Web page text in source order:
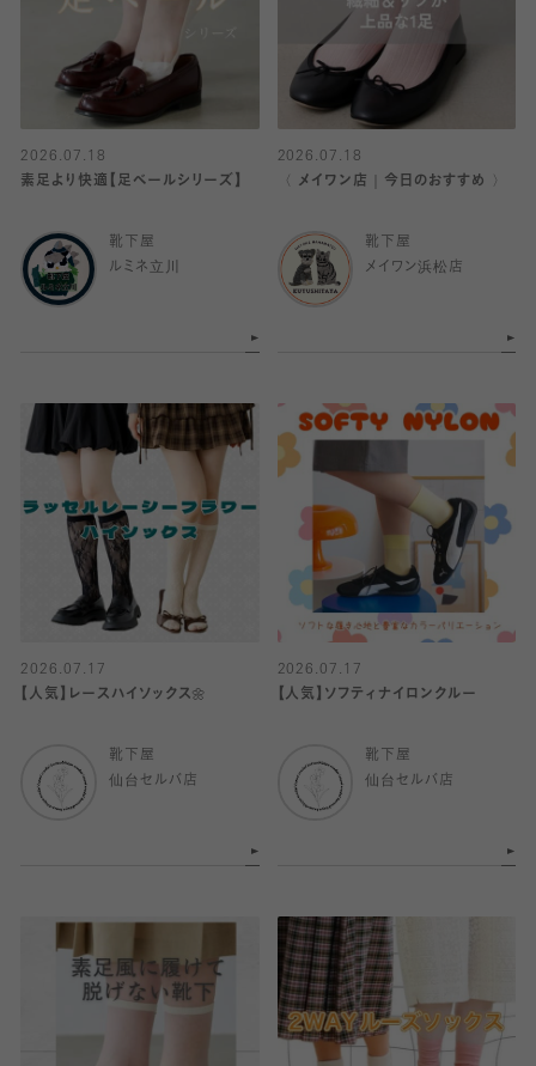
2026.07.18
素足より快適【足ベールシリーズ】
靴下屋
ルミネ立川
2026.07.18
〈 メイワン店｜今日のおすすめ 〉
靴下屋
メイワン浜松店
2026.07.17
【人気】レースハイソックス🌼
靴下屋
仙台セルバ店
2026.07.17
【人気】ソフティナイロンクルー
靴下屋
仙台セルバ店